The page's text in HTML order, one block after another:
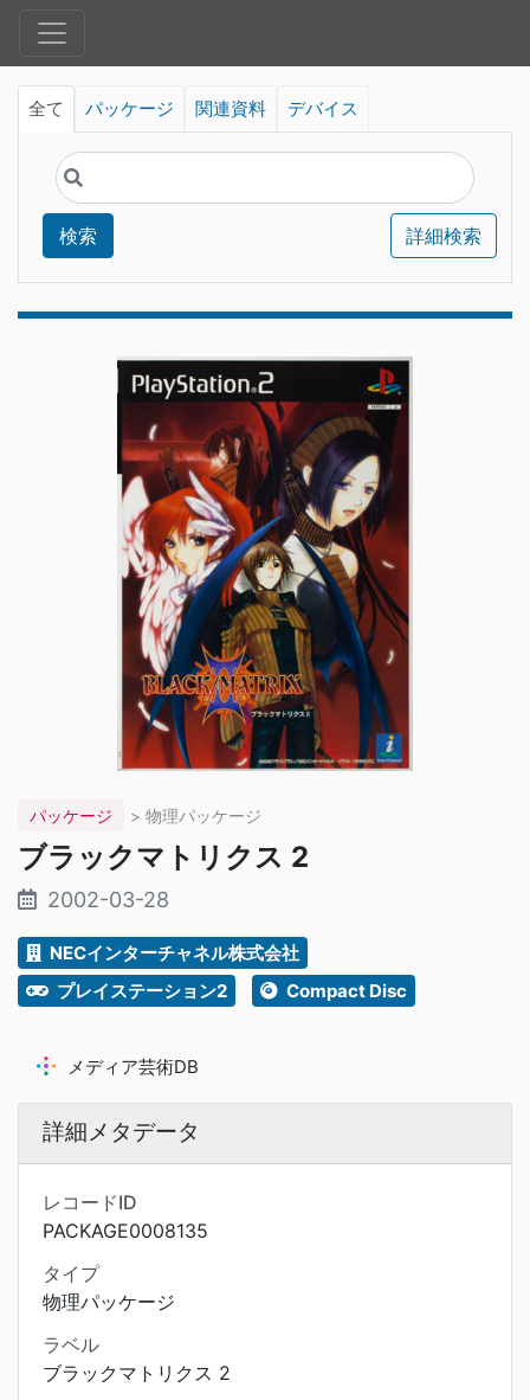
全て パッケージ 関連資料 デバイス
検索 詳細検索
パッケージ > 物理パッケージ
ブラックマトリクス 2
2002-03-28
NECインターチャネル株式会社
プレイステーション2
Compact Disc
メディア芸術DB
詳細メタデータ
レコードID
PACKAGE0008135
タイプ
物理パッケージ
ラベル
ブラックマトリクス 2